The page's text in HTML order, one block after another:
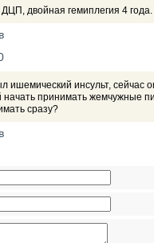
ДЦП, двойная гемиплегия 4
ишемический инсульт,
принимать жемчужные
сразу?